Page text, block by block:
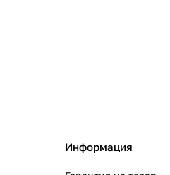
Информация